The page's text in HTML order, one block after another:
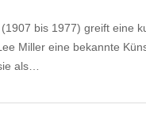
bis 1977) greift eine
Miller eine bekannte
als…